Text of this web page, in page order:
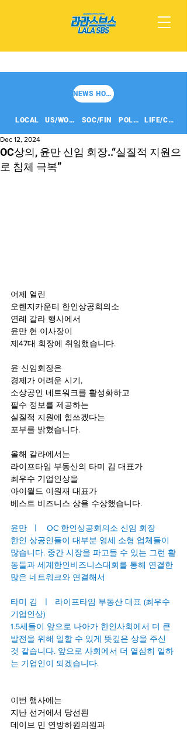
NEWS HOME
LOCAL US/WORLD SOC/FIN POLITICS LIFE/CULT
OC상의, 윤만 신임 회장..“실질적 지원으
로 침체 극복”
Dec 12, 2024
어제 열린
오렌지카운티 한인상공회의소
연례 갈라 행사에서
윤만 현 이사장이
제47대 회장에 취임했습니다.
윤 신임회장은
경제가 어려운 시기,
소상공인 네트워크를 활성화하고
필수 정보를 제공하는
실질적 지원에 힘쓰겠다는
포부를 밝혔습니다.
올해 갈라에서는
라이프타임 부동산의 타미 김 대표가
최우수 기업인상을
아이월드 이원재 대표가
베스트 비즈니스 상을 수상했습니다.
윤만  ㅣ   OC 한인상공회의소 신임 회장
한인 상공인들이 대부분 영세 소형 업체들이
많습니다. 중간 시장을 파고들 수 있는 그런 활
동들과 세계한인비즈니스대회를 통해 연결한
많은 네트워크와 연결해서
타미 김  ㅣ  라이프타임 부동산 대표 (최우수
기업인상)
1.5세들이 앞으로 나아가 한인사회에서 더 큰
발전을 위해 일할 수 있게 뜻깊은 상을 주신
것 같습니다. 앞으로 사회에서 더 열심히 일하
는 기업인이 되겠습니다.
이번 행사에는
지난 선거에서 당선된
데이브 민 연방하원의원과